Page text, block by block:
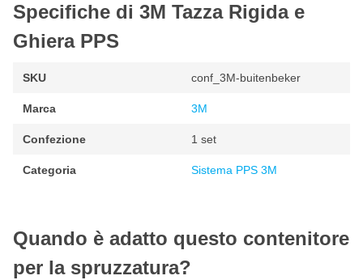
Midi 400ml (3M-16122) - per 2 pezzi
Mini 150ml(3M-16115) - per 2 pezzi
Specifiche di 3M Tazza Rigida e
Ghiera PPS
SKU conf_3M-buitenbeker
Marca 3M
Confezione 1 set
Categoria Sistema PPS 3M
Quando è adatto questo contenitore
per la spruzzatura?